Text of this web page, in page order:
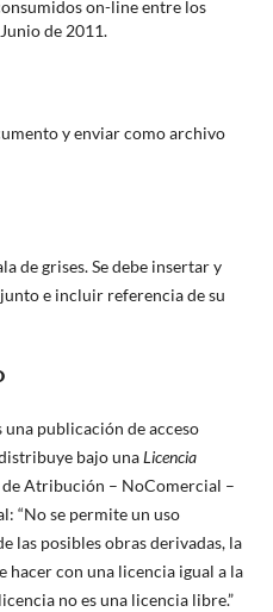
on-line entre los
de 2011.
y enviar como archivo
de grises. Se debe insertar y
e incluir referencia de su
una publicación de acceso
bajo unaLicencia
Atribución – NoComercial –
“No se permite un uso
las posibles obras derivadas, la
hacer con una licencia igual a la
no es una licencia libre.”